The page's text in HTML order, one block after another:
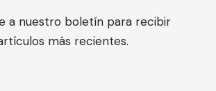
a nuestro boletín para recibir
más recientes.